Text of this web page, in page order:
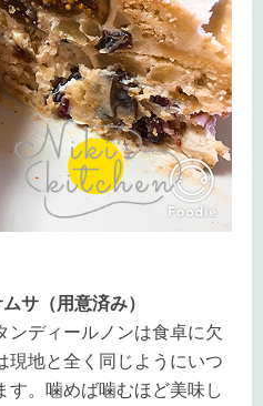
サ（用意済み）
ンディールノンは食卓に欠
現地と全く同じようにいつ
す。噛めば噛むほど美味し